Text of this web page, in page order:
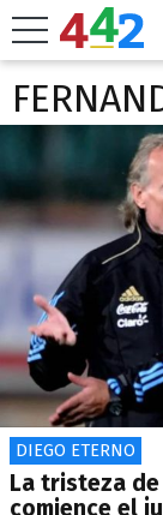
DIEGO ETERNO
La tristeza
comience el